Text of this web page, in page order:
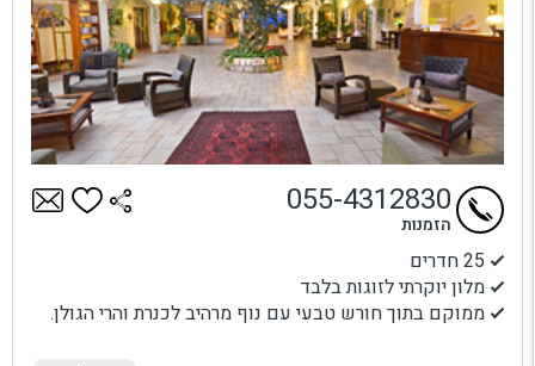
25 חדרים
מלון יוקרתי לזוגות בלבד
ממוקם בתוך חורש טבעי עם נוף מרהיב לכנרת והרי הגולן.
055-4312830
הזמנות